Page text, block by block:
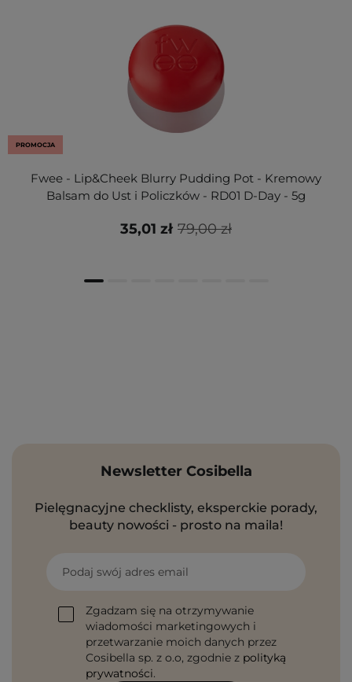
PROMOCJA
Fwee - Lip&Cheek Blurry Pudding Pot - Kremowy
Balsam do Ust i Policzków - RD01 D-Day - 5g
79,00 zł
35,01 zł
Newsletter Cosibella
Pielęgnacyjne checklisty, eksperckie porady,
beauty nowości - prosto na maila!
Podaj swój adres email
Zgadzam się na otrzymywanie
wiadomości marketingowych i
przetwarzanie moich danych przez
Cosibella sp. z o.o, zgodnie z polityką
prywatności.